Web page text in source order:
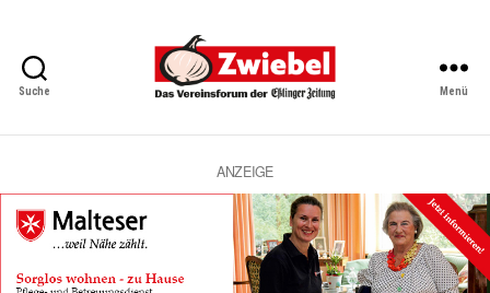
Suche
Vereinsforum
Eßlinger
Zeitung
Menü
ANZEIGE